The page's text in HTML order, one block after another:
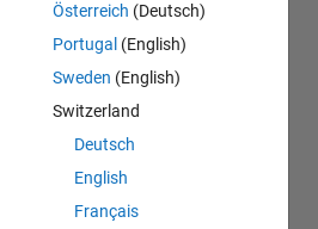
Österreich (Deutsch)
Portugal (English)
Sweden (English)
Switzerland
Deutsch
English
Français